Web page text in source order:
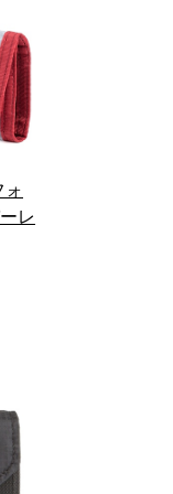
ォ
レ